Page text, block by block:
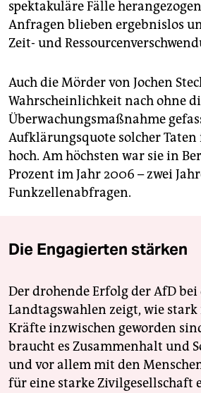
spektakuläre Fälle
Anfragen blieben ergebnislos
Zeit- und
Auch die Mörder von Jochen
Wahrscheinlichkeit nach ohne
Überwachungsmaßnahme
Aufklärungsquote solcher
hoch. Am höchsten war sie in
Prozent im Jahr 2006 – zwei
Funkzellenabfragen.
Die Engagierten stärken
Der drohende Erfolg der AfD
Landtagswahlen zeigt, wie
Kräfte inzwischen geworden
braucht es Zusammenhalt und
und vor allem mit den
für eine starke Zivilgesellschaft